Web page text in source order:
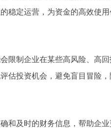
稳定运营，为资金的高效使
限制企业在某些高风险、高回
估投资机会，避免盲目冒险
和及时的财务信息，帮助企